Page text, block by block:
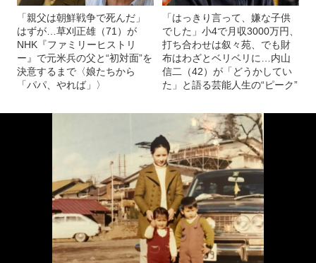
「親父は朝鮮戦争で死んだ」
はずが…草刈正雄（71）が
NHK『ファミリーヒストリ
ー』で元米兵の父と“初対面”を
決意するまで〈娘たちから
「パパ、やれば」〉
「はっきり言って、嫌な子供
でした」小4で月収3000万円、
打ち合わせは叙々苑、でも財
布はわざとベリベリに…内山
信二（42）が「どうかしてい
た」と語る芸能人生の“ピーク”